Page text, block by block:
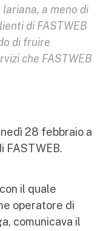
a meno di
di FASTWEB
di fruire
che FASTWEB
28 febbraio a
FASTWEB.
il quale
operatore di
comunicava il